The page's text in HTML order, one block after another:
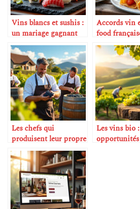
Vins blancs et sushis :
un mariage gagnant
Accords vin
food
Les chefs qui
produisent leur propre
vin
Les vins bio :
opportunités